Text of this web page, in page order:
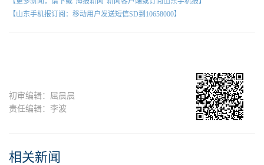
【山东手机报订阅：移动用户发送短信SD到10658000】
初审编辑：屈晨晨
责任编辑：李波
相关新闻